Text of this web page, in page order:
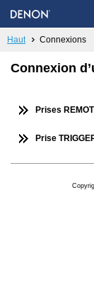
Haut Connexions
Connexion
Prises
Prise